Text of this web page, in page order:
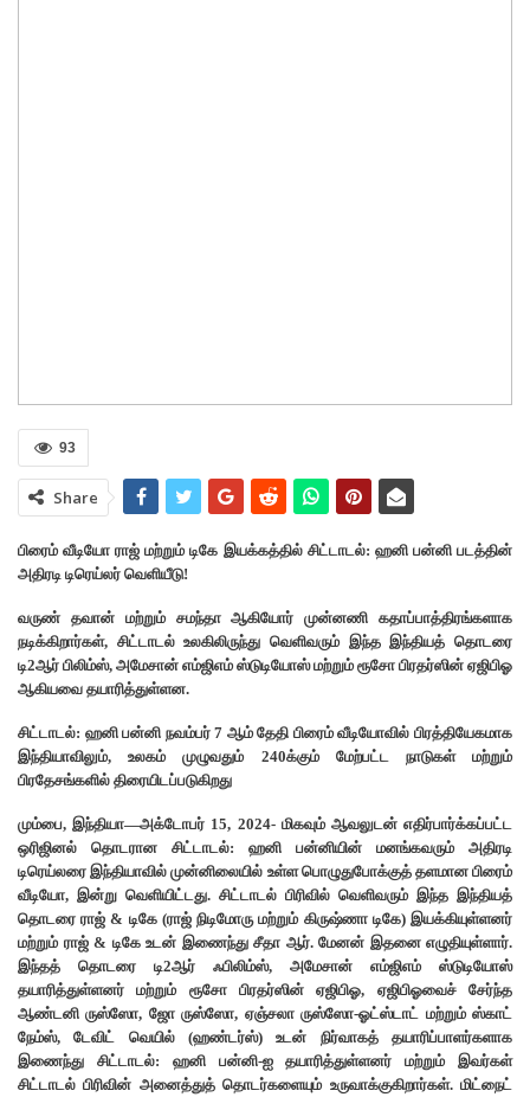
93
Share
பிரைம் வீடியோ ராஜ் மற்றும் டிகே இயக்கத்தில் சிட்டாடல்: ஹனி பன்னி படத்தின்
அதிரடி டிரெய்லர் வெளியீடு!
வருண் தவான் மற்றும் சமந்தா ஆகியோர் முன்னணி கதாப்பாத்திரங்களாக
நடிக்கிறார்கள், சிட்டாடல் உலகிலிருந்து வெளிவரும் இந்த இந்தியத் தொடரை
டி2ஆர் பிலிம்ஸ், அமேசான் எம்ஜிஎம் ஸ்டுடியோஸ் மற்றும் ரூசோ பிரதர்ஸின் ஏஜிபிஓ
ஆகியவை தயாரித்துள்ளன.
சிட்டாடல்: ஹனி பன்னி நவம்பர் 7 ஆம் தேதி பிரைம் வீடியோவில் பிரத்தியேகமாக
இந்தியாவிலும், உலகம் முழுவதும் 240க்கும் மேற்பட்ட நாடுகள் மற்றும்
பிரதேசங்களில் திரையிடப்படுகிறது
மும்பை, இந்தியா—அக்டோபர் 15, 2024- மிகவும் ஆவலுடன் எதிர்பார்க்கப்பட்ட
ஒரிஜினல் தொடரான ​​சிட்டாடல்: ஹனி பன்னியின் மனங்கவரும் அதிரடி
டிரெய்லரை இந்தியாவில் முன்னிலையில் உள்ள பொழுதுபோக்குத் தளமான பிரைம்
வீடியோ, இன்று வெளியிட்டது. சிட்டாடல் பிரிவில் வெளிவரும் இந்த இந்தியத்
தொடரை ராஜ் & டிகே (ராஜ் நிடிமோரு மற்றும் கிருஷ்ணா டிகே) இயக்கியுள்ளனர்
மற்றும் ராஜ் & டிகே உடன் இணைந்து சீதா ஆர். மேனன் இதனை எழுதியுள்ளார்.
இந்தத் தொடரை டி2ஆர் ஃபிலிம்ஸ், அமேசான் எம்ஜிஎம் ஸ்டுடியோஸ்
தயாரித்துள்ளனர் மற்றும் ரூசோ பிரதர்ஸின் ஏஜிபிஓ, ஏஜிபிஓவைச் சேர்ந்த
ஆண்டனி ருஸ்ஸோ, ஜோ ருஸ்ஸோ, ஏஞ்சலா ருஸ்ஸோ-ஓட்ஸ்டாட் மற்றும் ஸ்காட்
நேம்ஸ், டேவிட் வெயில் (ஹண்டர்ஸ்) உடன் நிர்வாகத் தயாரிப்பாளர்களாக
இணைந்து சிட்டாடல்: ஹனி பன்னி-ஐ தயாரித்துள்ளனர் மற்றும் இவர்கள்
சிட்டாடல் பிரிவின் அனைத்துத் தொடர்களையும் உருவாக்குகிறார்கள். மிட்நைட்